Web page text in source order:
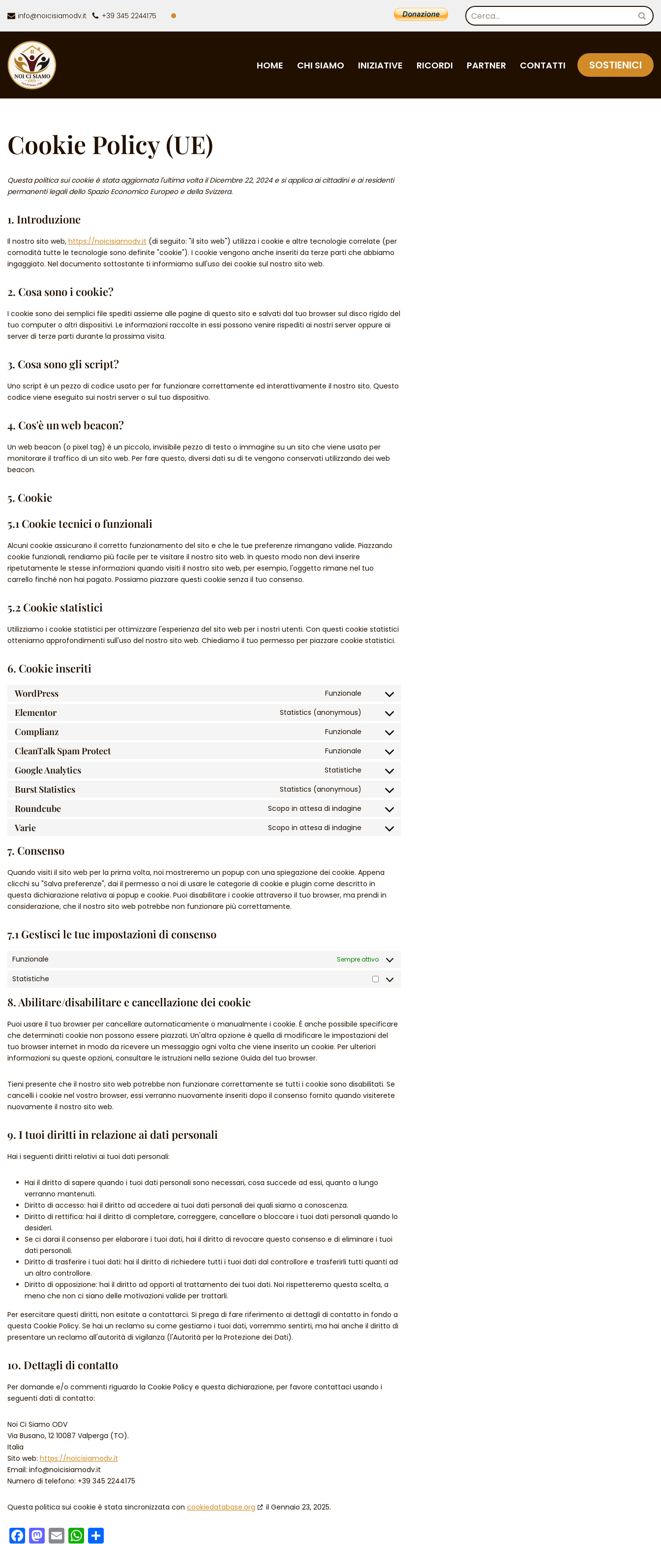
contenuto
info@noicisiamodv.it +39 345 2244175
HOME CHI SIAMO INIZIATIVE RICORDI PARTNER CONTATTI SOSTIENICI
Cookie Policy (UE)
Questa politica sui cookie è stata aggiornata l'ultima volta il Dicembre 22, 2024 e si applica ai cittadini e ai residenti
permanenti legali dello Spazio Economico Europeo e della Svizzera.
1. Introduzione
Il nostro sito web, https://noicisiamodv.it (di seguito: "il sito web") utilizza i cookie e altre tecnologie correlate (per
comodità tutte le tecnologie sono definite "cookie"). I cookie vengono anche inseriti da terze parti che abbiamo
ingaggiato. Nel documento sottostante ti informiamo sull'uso dei cookie sul nostro sito web.
2. Cosa sono i cookie?
I cookie sono dei semplici file spediti assieme alle pagine di questo sito e salvati dal tuo browser sul disco rigido del
tuo computer o altri dispositivi. Le informazioni raccolte in essi possono venire rispediti ai nostri server oppure ai
server di terze parti durante la prossima visita.
3. Cosa sono gli script?
Uno script è un pezzo di codice usato per far funzionare correttamente ed interattivamente il nostro sito. Questo
codice viene eseguito sui nostri server o sul tuo dispositivo.
4. Cos'è un web beacon?
Un web beacon (o pixel tag) è un piccolo, invisibile pezzo di testo o immagine su un sito che viene usato per
monitorare il traffico di un sito web. Per fare questo, diversi dati su di te vengono conservati utilizzando dei web
beacon.
5. Cookie
5.1 Cookie tecnici o funzionali
Alcuni cookie assicurano il corretto funzionamento del sito e che le tue preferenze rimangano valide. Piazzando
cookie funzionali, rendiamo più facile per te visitare il nostro sito web. In questo modo non devi inserire
ripetutamente le stesse informazioni quando visiti il nostro sito web, per esempio, l'oggetto rimane nel tuo
carrello finché non hai pagato. Possiamo piazzare questi cookie senza il tuo consenso.
5.2 Cookie statistici
Utilizziamo i cookie statistici per ottimizzare l'esperienza del sito web per i nostri utenti. Con questi cookie statistici
otteniamo approfondimenti sull'uso del nostro sito web. Chiediamo il tuo permesso per piazzare cookie statistici.
6. Cookie inseriti
WordPress Funzionale
Elementor Statistics (anonymous)
Complianz Funzionale
CleanTalk Spam Protect Funzionale
Google Analytics Statistiche
Burst Statistics Statistics (anonymous)
Roundcube Scopo in attesa di indagine
Varie Scopo in attesa di indagine
7. Consenso
Quando visiti il sito web per la prima volta, noi mostreremo un popup con una spiegazione dei cookie. Appena
clicchi su "Salva preferenze", dai il permesso a noi di usare le categorie di cookie e plugin come descritto in
questa dichiarazione relativa ai popup e cookie. Puoi disabilitare i cookie attraverso il tuo browser, ma prendi in
considerazione, che il nostro sito web potrebbe non funzionare più correttamente.
7.1 Gestisci le tue impostazioni di consenso
Funzionale Sempre attivo
Statistiche
8. Abilitare/disabilitare e cancellazione dei cookie
Puoi usare il tuo browser per cancellare automaticamente o manualmente i cookie. È anche possibile specificare
che determinati cookie non possono essere piazzati. Un'altra opzione è quella di modificare le impostazioni del
tuo browser internet in modo da ricevere un messaggio ogni volta che viene inserito un cookie. Per ulteriori
informazioni su queste opzioni, consultare le istruzioni nella sezione Guida del tuo browser.
Tieni presente che il nostro sito web potrebbe non funzionare correttamente se tutti i cookie sono disabilitati. Se
cancelli i cookie nel vostro browser, essi verranno nuovamente inseriti dopo il consenso fornito quando visiterete
nuovamente il nostro sito web.
9. I tuoi diritti in relazione ai dati personali
Hai i seguenti diritti relativi ai tuoi dati personali:
Hai il diritto di sapere quando i tuoi dati personali sono necessari, cosa succede ad essi, quanto a lungo
verranno mantenuti.
Diritto di accesso: hai il diritto ad accedere ai tuoi dati personali dei quali siamo a conoscenza.
Diritto di rettifica: hai il diritto di completare, correggere, cancellare o bloccare i tuoi dati personali quando lo
desideri.
Se ci darai il consenso per elaborare i tuoi dati, hai il diritto di revocare questo consenso e di eliminare i tuoi
dati personali.
Diritto di trasferire i tuoi dati: hai il diritto di richiedere tutti i tuoi dati dal controllore e trasferirli tutti quanti ad
un altro controllore.
Diritto di opposizione: hai il diritto ad opporti al trattamento dei tuoi dati. Noi rispetteremo questa scelta, a
meno che non ci siano delle motivazioni valide per trattarli.
Per esercitare questi diritti, non esitate a contattarci. Si prega di fare riferimento ai dettagli di contatto in fondo a
questa Cookie Policy. Se hai un reclamo su come gestiamo i tuoi dati, vorremmo sentirti, ma hai anche il diritto di
presentare un reclamo all'autorità di vigilanza (l'Autorità per la Protezione dei Dati).
10. Dettagli di contatto
Per domande e/o commenti riguardo la Cookie Policy e questa dichiarazione, per favore contattaci usando i
seguenti dati di contatto:
Noi Ci Siamo ODV
Via Busano, 12 10087 Valperga (TO).
Italia
Sito web: https://noicisiamodv.it
Email: info@noicisiamodv.it
Numero di telefono: +39 345 2244175
Questa politica sui cookie è stata sincronizzata con cookiedatabase.org il Gennaio 23, 2025.
Facebook
Mastodon
EmailWhatsApp